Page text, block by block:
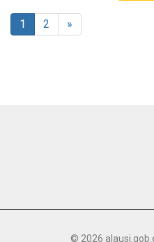
item
u
l
1 2 »
© 2026